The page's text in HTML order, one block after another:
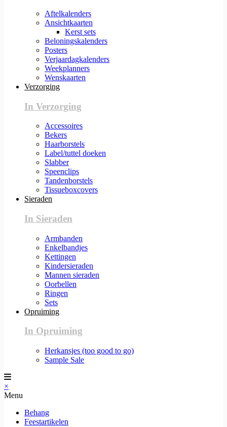
Aftelkalenders
Ansichtkaarten
Kerst sets
Beloningskalenders
Posters
Verjaardagkalenders
Weekplanners
Wenskaarten
Verzorging
In Verzorging
Accessoires
Bekers
Haarborstels
Label/tuttel doeken
Slabber
Speenclips
Tandenborstels
Tissueboxcovers
Sieraden
In Sieraden
Armbanden
Enkelbandjes
Kettingen
Kindersieraden
Mannen sieraden
Oorbellen
Ringen
Sets
Opruiming
In Opruiming
Herkansjes (too good to go)
Sample Sale
×
Menu
Behang
Feestartikelen